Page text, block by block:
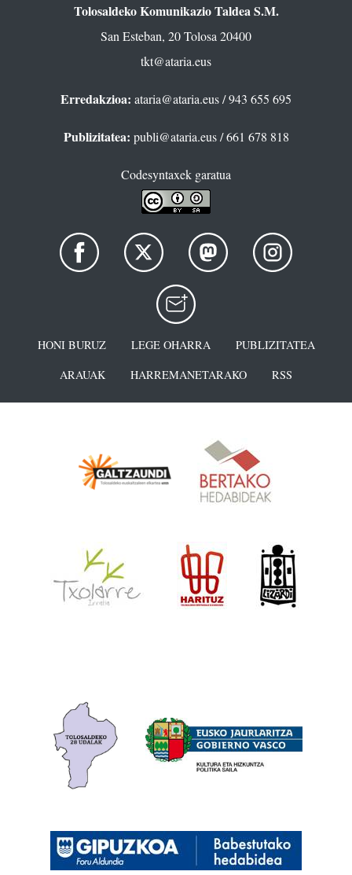
Tolosaldeko Komunikazio Taldea S.M.
San Esteban, 20 Tolosa 20400
tkt@ataria.eus
Erredakzioa: ataria@ataria.eus/ 943 655 695
Publizitatea: publi@ataria.eus/ 661 678 818
Codesyntaxek garatua
HONI BURUZ LEGE OHARRA
PUBLIZITATEA
ARAUAK
HARREMANETARAKO RSS